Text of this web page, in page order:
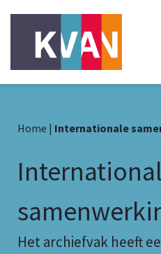
Home | Internationale
Het archiefvak heeft